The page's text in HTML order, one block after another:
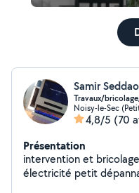
Samir
Travaux/
Noisy-le-Sec
4,8/5 (70
Présentation
intervention et
électricité petit